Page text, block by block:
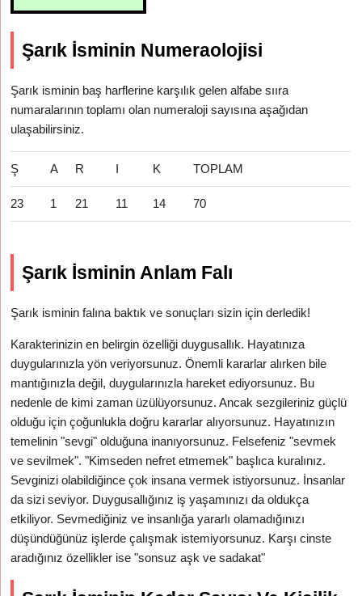
Şarık İsminin Numeraolojisi
Şarık isminin baş harflerine karşılık gelen alfabe sııra
numaralarının toplamı olan numeraloji sayısına aşağıdan
ulaşabilirsiniz.
Ş A R I K TOPLAM
23 1 21 11 14 70
Şarık İsminin Anlam Falı
Şarık isminin falına baktık ve sonuçları sizin için derledik!
Karakterinizin en belirgin özelliği duygusallık. Hayatınıza
duygularınızla yön veriyorsunuz. Önemli kararlar alırken bile
mantığınızla değil, duygularınızla hareket ediyorsunuz. Bu
nedenle de kimi zaman üzülüyorsunuz. Ancak sezgileriniz güçlü
olduğu için çoğunlukla doğru kararlar alıyorsunuz. Hayatınızın
temelinin "sevgi" olduğuna inanıyorsunuz. Felsefeniz "sevmek
ve sevilmek". "Kimseden nefret etmemek" başlıca kuralınız.
Sevginizi olabildiğince çok insana vermek istiyorsunuz. İnsanlar
da sizi seviyor. Duygusallığınız iş yaşamınızı da oldukça
etkiliyor. Sevmediğiniz ve insanlığa yararlı olamadığınızı
düşündüğünüz işlerde çalışmak istemiyorsunuz. Karşı cinste
aradığınız özellikler ise "sonsuz aşk ve sadakat"